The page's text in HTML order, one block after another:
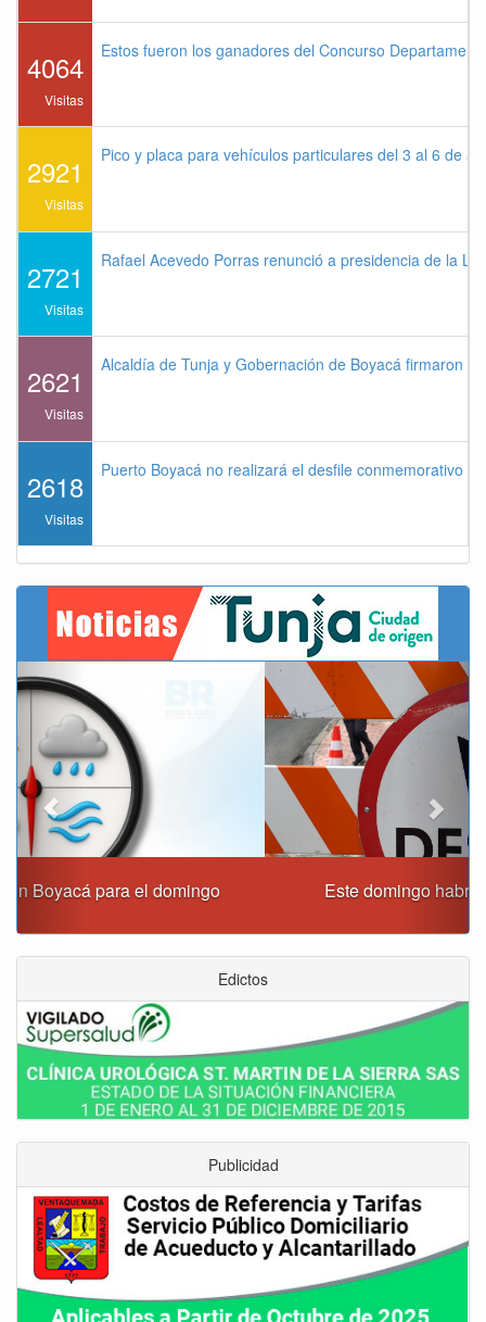
4064
Visitas
Estos fueron los ganadores del Concurso
2921
Visitas
Pico y placa para vehículos particulares del 3 al 6 de
2721
Visitas
Rafael Acevedo Porras renunció a presidencia de la
2621
Visitas
Alcaldía de Tunja y Gobernación de Boyacá firmaron
2618
Visitas
Puerto Boyacá no realizará el desfile conmemorativo
Este domingo habrá cierres viales en Tunja
Previous Next
Edictos
Publicidad